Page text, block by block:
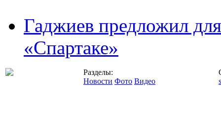
Гаджиев предложил
«Спартаке»
Разделы:
Новости Фото Видео